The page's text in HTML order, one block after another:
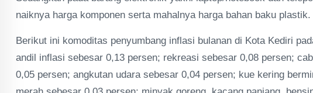
naiknya harga komponen serta mahalnya harga bahan baku plastik.
Berikut ini komoditas penyumbang inflasi bulanan di Kota Kediri
andil inflasi sebesar 0,13 persen; rekreasi sebesar 0,08 persen;
0,05 persen; angkutan udara sebesar 0,04 persen; kue kering